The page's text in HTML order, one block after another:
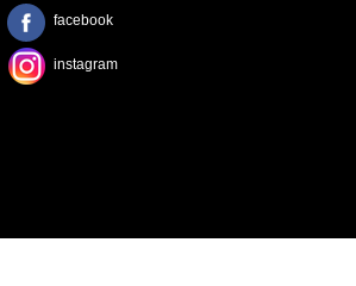
facebook
instagram